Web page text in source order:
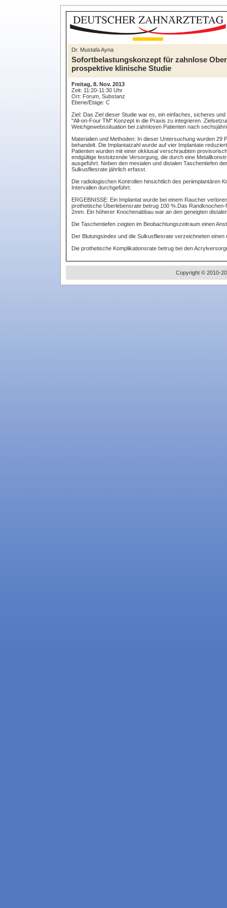
Dr. Mustafa Ayna
Sofortbelastungskonzept für zahnlose
prospektive klinische Studie
Freitag, 8. Nov. 2013
Zeit: 11:20-11:30 Uhr
Ort: Forum, Substanz
Ebene/Etage: C
Ziel: Das Ziel dieser Studie war es, ein einfaches, sicheres
"All-on-Four TM" Konzept in die Praxis zu integrieren.
Weichgewebssituation bei zahnlosen Patienten nach
Materialien und Methoden: In dieser Untersuchung wurden 29
behandelt. Die Implantatzahl wurde auf vier Implantate
Patienten wurden mit einer okklusal verschraubten
endgültige festsitzende Versorgung, die durch eine
ausgeführt. Neben den mesialen und distalen Taschentiefen
Sulkusfliesrate jährlich erfasst.
Die radiologischen Kontrollen hinsichtlich des periimplantären
Intervallen durchgeführt.
ERGEBNISSE: Ein Implantat wurde bei einem Raucher
prothetische Überlebensrate betrug 100 %.Das
2mm. Ein höherer Knochenabbau war an den geneigten
Die Taschentiefen zeigten im Beobachtungszeitraum einen
Der Blutungsindex und die Sulkusfliesrate verzeichneten
Die prothetische Komplikationsrate betrug bei den
Copyright © 2010-